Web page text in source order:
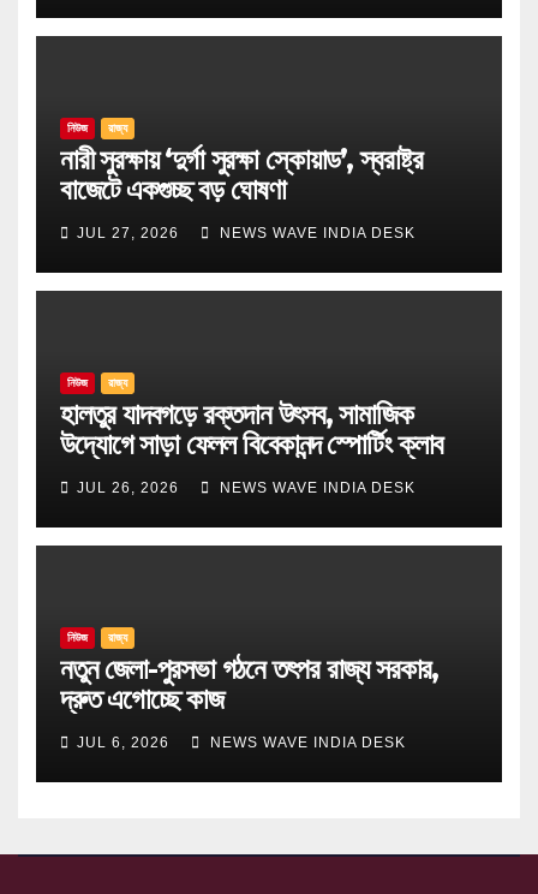
নিউজ রাজ্য
নারী সুরক্ষায় ‘দুর্গা সুরক্ষা স্কোয়াড’, স্বরাষ্ট্র
বাজেটে একগুচ্ছ বড় ঘোষণা
JUL 27, 2026 NEWS WAVE INDIA DESK
নিউজ রাজ্য
হালতুর যাদবগড়ে রক্তদান উৎসব, সামাজিক
উদ্যোগে সাড়া ফেলল বিবেকানন্দ স্পোর্টিং ক্লাব
JUL 26, 2026 NEWS WAVE INDIA DESK
নিউজ রাজ্য
নতুন জেলা-পুরসভা গঠনে তৎপর রাজ্য সরকার,
দ্রুত এগোচ্ছে কাজ
JUL 6, 2026 NEWS WAVE INDIA DESK